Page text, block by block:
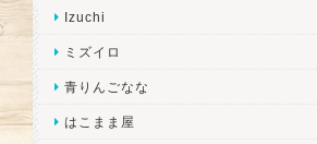
Izuchi
ミズイロ
青りんごなな
はこまま屋